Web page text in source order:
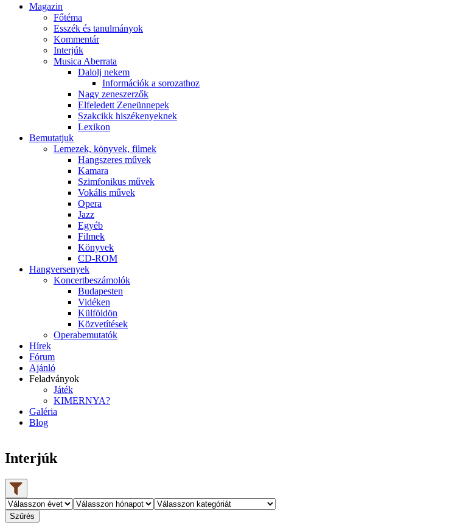
Magazin
Főtéma
Esszék és tanulmányok
Kommentár
Interjúk
Musica Aberrata
Dalolj nekem
Információk a sorozathoz
Nagy zeneszerzők
Elfeledett Zeneünnepek
Szakcikk hiszékenyeknek
Lexikon
Bemutatjuk
Lemezek, könyvek, filmek
Hangszeres művek
Kamara
Szimfonikus művek
Vokális művek
Opera
Jazz
Egyéb
Filmek
Könyvek
CD-ROM
Hangversenyek
Koncertbeszámolók
Budapesten
Vidéken
Külföldön
Közvetítések
Operabemutatók
Hírek
Fórum
Ajánló
Feladványok
Játék
KIMERNYA?
Galéria
Blog
Interjúk
